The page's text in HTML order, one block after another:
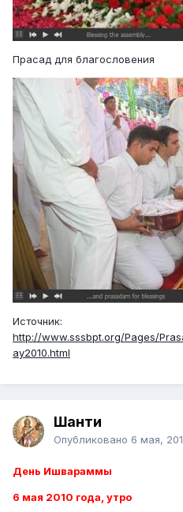
Прасад для благословения
Источник:
http://www.sssbpt.org/Pages/
ay2010.html
Шанти
Опубликовано 6 мая,
День Ишвараммы
6 мая 2010 года, утро